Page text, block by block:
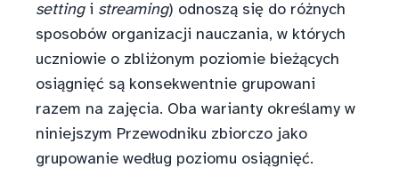
settingi streaming) odnoszą się do różnych
sposobów organizacji nauczania, w których
uczniowie o zbliżonym poziomie bieżących
osiągnięć są konsekwentnie grupowani
razem na zajęcia. Oba warianty określamy w
niniejszym Przewodniku zbiorczo jako
grupowanie według poziomu osiągnięć.